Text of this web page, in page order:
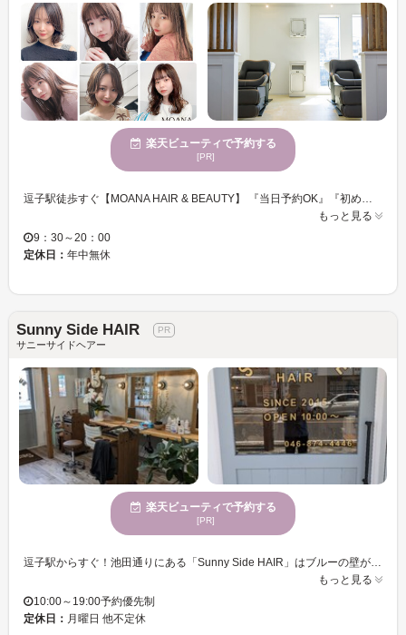
楽天ビューティで予約する
[PR]
もっと見る
9：30～20：00
定休日： 年中無休
Sunny Side HAIR
サニーサイドヘアー
楽天ビューティで予約する
[PR]
もっと見る
10:00～19:00予約優先制
定休日： 月曜日 他不定休